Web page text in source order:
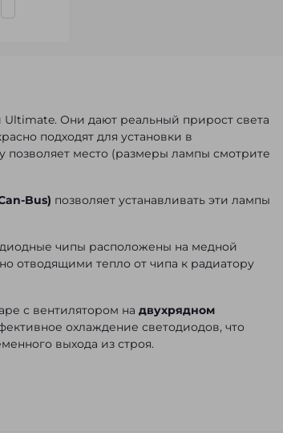
Они дают реальный прирост света
подходят для установки в
позволяет место (размеры лампы смотрите
Bus) позволяет устанавливать эти лампы
чипы расположены на медной
отводящими тепло от чипа к радиатору
с вентилятором на двухрядном
охлаждение светодиодов, что
выхода из строя.